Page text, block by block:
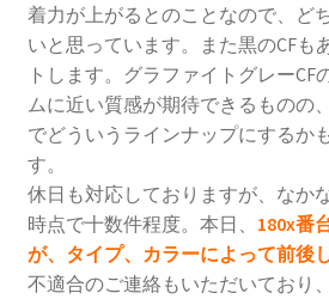
着力が上がるとのことなので、ど
いと思っています。また黒のCFも
トします。グラファイトグレーCF
ムに近い質感が期待できるものの
でどういうラインナップにするか
す。
休日も対応しておりますが、なか
時点で十数件程度。本日、 180x番
が、タイプ、カラーによって前後
不適合のご連絡もいただいており